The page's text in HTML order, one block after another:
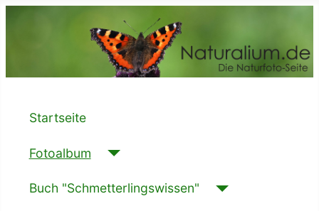
Startseite
Fotoalbum
Buch "Schmetterlingswissen"